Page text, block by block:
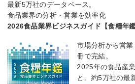
最新5万社のデータベース。
食品業界の分析・営業を効率化
2026食品業界ビジネスガイド【食糧年鑑
市場分析から営
冊で完結。
2025年の食品産
と、約5万社の最